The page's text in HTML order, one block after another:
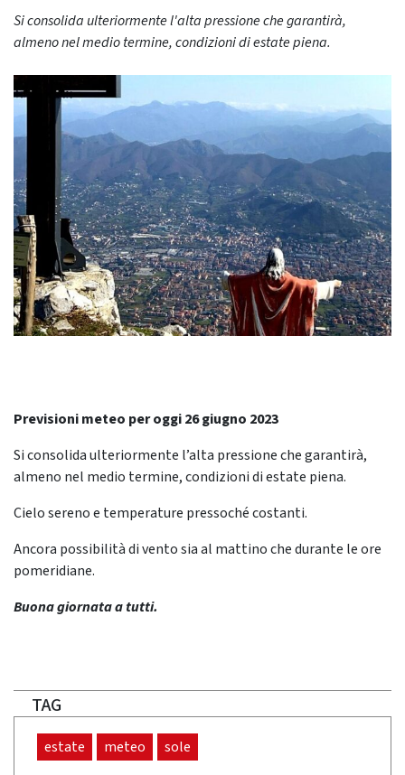
Si consolida ulteriormente l'alta pressione che garantirà,
almeno nel medio termine, condizioni di estate piena.
Previsioni meteo per oggi 26 giugno 2023
Si consolida ulteriormente l’alta pressione che garantirà,
almeno nel medio termine, condizioni di estate piena.
Cielo sereno e temperature pressoché costanti.
Ancora possibilità di vento sia al mattino che durante le ore
pomeridiane.
Buona giornata a tutti.
TAG
estate meteo sole